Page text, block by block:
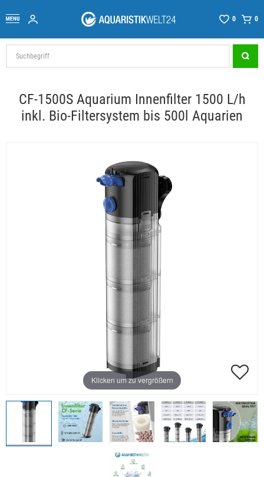
0 0
CF-1500S Aquarium Innenfilter 1500 L/h
inkl. Bio-Filtersystem bis 500l Aquarien
Klicken um zu vergrößern